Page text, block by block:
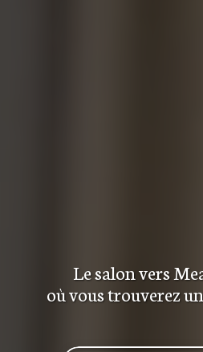
Le salonvers
où vous trouverez